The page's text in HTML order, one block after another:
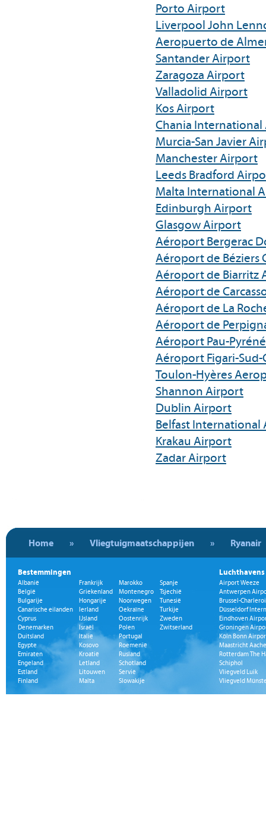
Porto Airport
Liverpool John
Aeropuerto de
Santander Airport
Zaragoza Airport
Valladolid Airport
Kos Airport
Chania
Murcia-San Javier
Manchester Airport
Leeds Bradford
Malta International
Edinburgh Airport
Glasgow Airport
Aéroport Bergerac
Aéroport de Béziers
Aéroport de Biarritz
Aéroport de
Aéroport de La
Aéroport de
Aéroport Pau-
Aéroport Figari-Sud-
Toulon-Hyères
Shannon Airport
Dublin Airport
Belfast International
Krakau Airport
Zadar Airport
Home » Vliegtuigmaatschappijen » Ryanair
Bestemmingen
Albanië
België
Bulgarije
Canarische eilanden
Cyprus
Denemarken
Duitsland
Egypte
Emiraten
Engeland
Estland
Finland
Frankrijk
Griekenland
Hongarije
Ierland
IJsland
Israël
Italië
Kosovo
Kroatië
Letland
Litouwen
Malta
Marokko
Montenegro
Noorwegen
Oekraïne
Oostenrijk
Polen
Portugal
Roemenië
Rusland
Schotland
Servië
Slowakije
Spanje
Tsjechië
Tunesië
Turkije
Zweden
Zwitserland
Luchthavens
Airport Weeze
Antwerpen
Brussel-
Düsseldorf
Eindhoven
Groningen
Köln Bonn
Maastricht
Rotterdam The
Schiphol
Vliegveld Luik
Vliegveld